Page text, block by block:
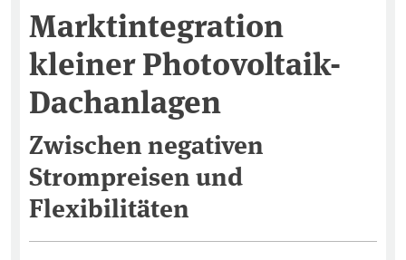
Marktintegration
kleiner Photovoltaik-
Dachanlagen
Zwischen negativen
Strompreisen und
Flexibilitäten